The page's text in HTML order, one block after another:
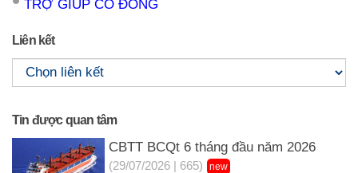
TRỢ GIÚP CỔ ĐÔNG
Liên kết
Tin được quan tâm
CBTT BCQt 6 tháng đầu năm 2026
(29/07/2026 | 665) new